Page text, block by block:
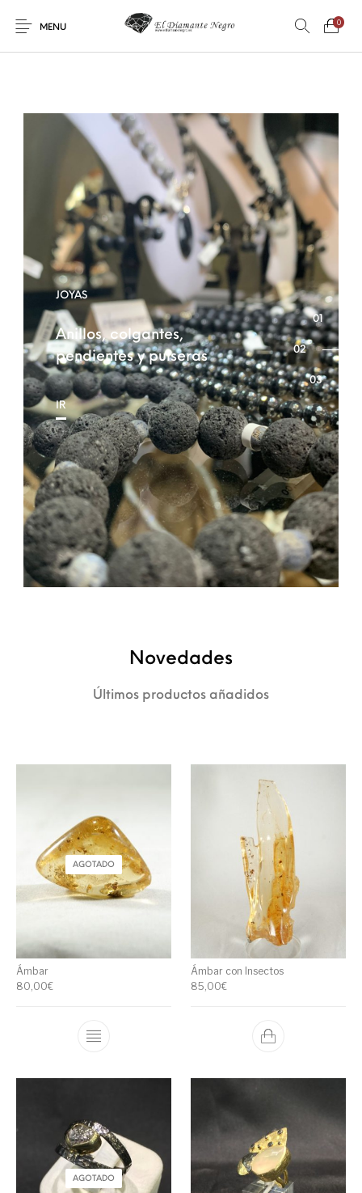
MENU
0
En oferta ! DECORACIÓN DINOSAURIOS
ESOTERISMO FÓSILES JOYAS METEORITOS
MINERALES
PRODUCTOS DE
CONSUMO
JOYAS
Anillos, colgantes,
pendientes y pulseras
IR
Novedades
Últimos productos añadidos
AGOTADO
Ámbar
80,00€
Ámbar con Insectos
85,00€
AGOTADO